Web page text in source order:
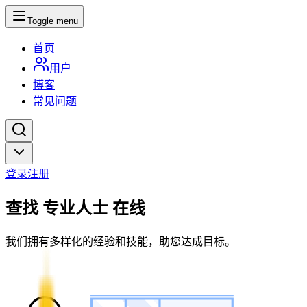
Toggle menu
首页
用户
博客
常见问题
登录注册
查找 专业人士 在线
我们拥有多样化的经验和技能，助您达成目标。